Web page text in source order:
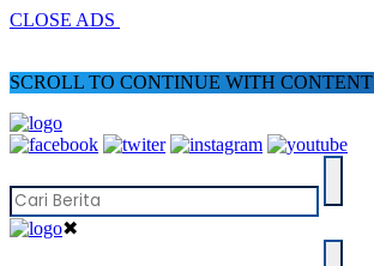
CLOSE ADS
SCROLL TO CONTINUE WITH CONTENT
✖